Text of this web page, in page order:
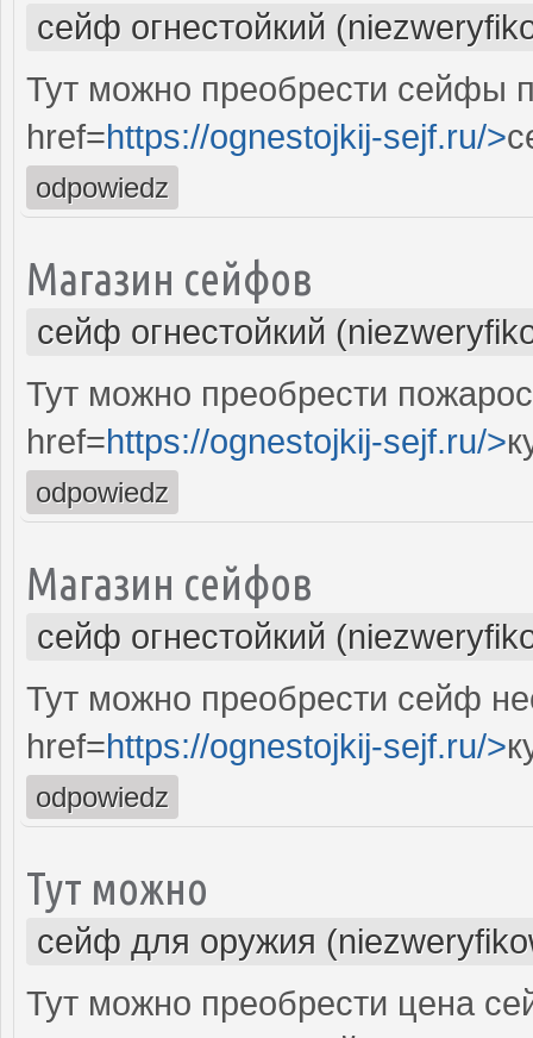
сейф огнестойкий
Тут можно преобрести сейфы
href=https://ognestojkij-sejf.ru/>
odpowiedz
Магазин сейфов
сейф огнестойкий
Тут можно преобрести
href=https://ognestojkij-sejf.ru/>
odpowiedz
Магазин сейфов
сейф огнестойкий
Тут можно преобрести сейф
href=https://ognestojkij-sejf.ru/>
odpowiedz
Тут можно
сейф для оружия
Тут можно преобрести цена